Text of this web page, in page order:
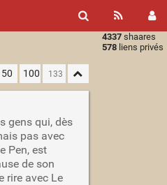
4337 shaares
578 liens privés
50 100
gens qui, dès
pas avec
Pen, est
de son
rire avec Le